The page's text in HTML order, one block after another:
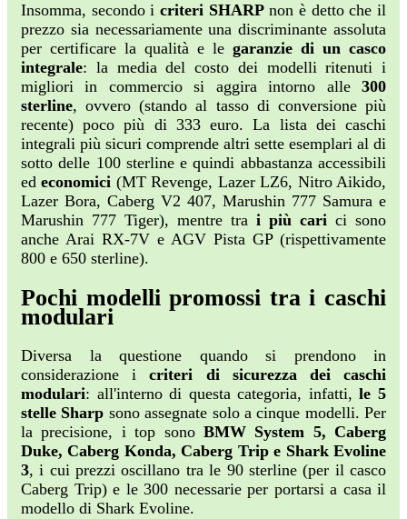
Insomma, secondo i criteri SHARPnon è detto che il
prezzo sia necessariamente una discriminante assoluta
per certificare la qualità e le garanzie di un casco
integrale: la media del costo dei modelli ritenuti i
migliori in commercio si aggira intorno alle 300
sterline, ovvero (stando al tasso di conversione più
recente) poco più di 333 euro. La lista dei caschi
integrali più sicuri comprende altri sette esemplari al di
sotto delle 100 sterline e quindi abbastanza accessibili
edeconomici (MT Revenge, Lazer LZ6, Nitro Aikido,
Lazer Bora, Caberg V2 407, Marushin 777 Samura e
Marushin 777 Tiger), mentre tra i più cari ci sono
anche Arai RX-7V e AGV Pista GP (rispettivamente
800 e 650 sterline).
Pochi modelli promossi tra i caschi
modulari
Diversa la questione quando si prendono in
considerazione icriteri di sicurezza dei caschi
modulari: all'interno di questa categoria, infatti,le 5
stelle Sharp sono assegnate solo a cinque modelli. Per
la precisione, i top sono BMW System 5, Caberg
Duke, Caberg Konda, Caberg Trip e Shark Evoline
3, i cui prezzi oscillano tra le 90 sterline (per il casco
Caberg Trip) e le 300 necessarie per portarsi a casa il
modello di Shark Evoline.